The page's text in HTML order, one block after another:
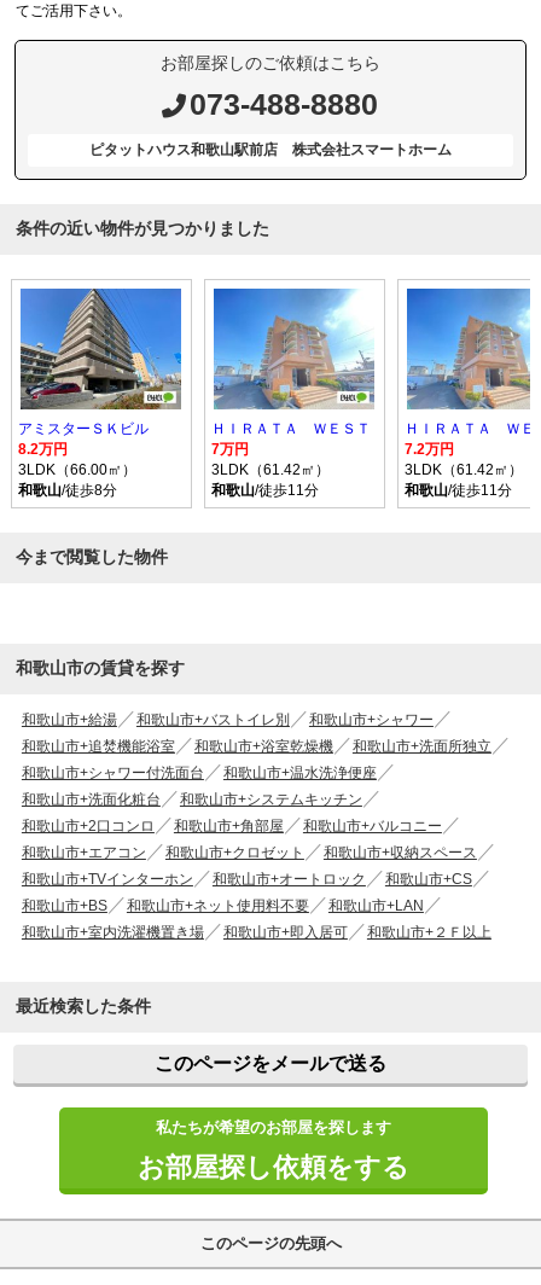
てご活用下さい。
お部屋探しのご依頼はこちら
073-488-8880
ピタットハウス和歌山駅前店 株式会社スマートホーム
条件の近い物件が見つかりました
アミスターＳＫビル
8.2万円
3LDK（66.00㎡）
和歌山/徒歩8分
ＨＩＲＡＴＡ ＷＥＳＴ
7万円
3LDK（61.42㎡）
和歌山/徒歩11分
ＨＩＲＡＴＡ ＷＥ
7.2万円
3LDK（61.42㎡）
和歌山/徒歩11分
今まで閲覧した物件
和歌山市の賃貸を探す
和歌山市+給湯 和歌山市+バストイレ別
和歌山市+シャワー
和歌山市+追焚機能浴室
和歌山市+浴室乾燥機
和歌山市+洗面所独立
和歌山市+シャワー付洗面台
和歌山市+温水洗浄便座
和歌山市+洗面化粧台
和歌山市+システムキッチン
和歌山市+2口コンロ
和歌山市+角部屋
和歌山市+バルコニー
和歌山市+エアコン
和歌山市+クロゼット
和歌山市+収納スペース
和歌山市+TVインターホン
和歌山市+オートロック
和歌山市+CS
和歌山市+BS
和歌山市+ネット使用料不要
和歌山市+LAN
和歌山市+室内洗濯機置き場
和歌山市+即入居可 和歌山市+２Ｆ以上
最近検索した条件
このページをメールで送る
私たちが希望のお部屋を探します
お部屋探し依頼をする
このページの先頭へ